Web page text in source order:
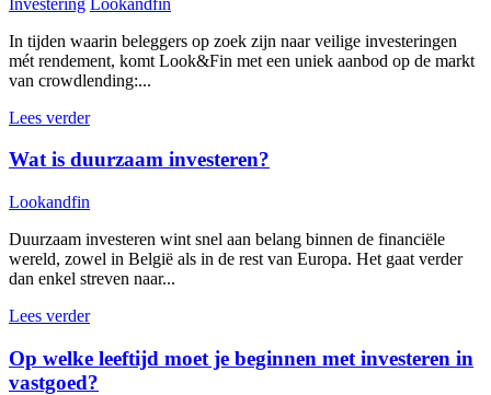
In tijden waarin beleggers op zoek zijn naar veilige investeringen
mét rendement, komt Look&Fin met een uniek aanbod op de markt
van crowdlending:...
Lees verder
Wat is duurzaam investeren?
Lookandfin
Duurzaam investeren wint snel aan belang binnen de financiële
wereld, zowel in België als in de rest van Europa. Het gaat verder
dan enkel streven naar...
Lees verder
Op welke leeftijd moet je beginnen met investeren in
vastgoed?